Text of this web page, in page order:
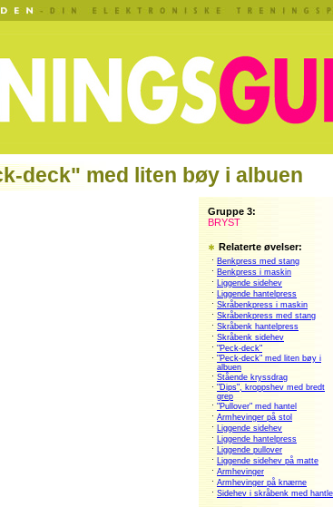
deck" med liten bøy i albuen
Gruppe 3:
BRYST
Relaterte øvelser:
· Benkpress med stang
· Benkpress i maskin
· Liggende sidehev
· Liggende hantelpress
· Skråbenkpress i maskin
· Skråbenkpress med stang
· Skråbenk hantelpress
· Skråbenk sidehev
· "Peck-deck"
· "Peck-deck" med liten bøy i
albuen
· Stående kryssdrag
· "Dips", kroppshev med bredt
grep
· "Pullover" med hantel
· Armhevinger på stol
· Liggende sidehev
· Liggende hantelpress
· Liggende pullover
· Liggende sidehev på matte
· Armhevinger
· Armhevinger på knærne
· Sidehev i skråbenk med